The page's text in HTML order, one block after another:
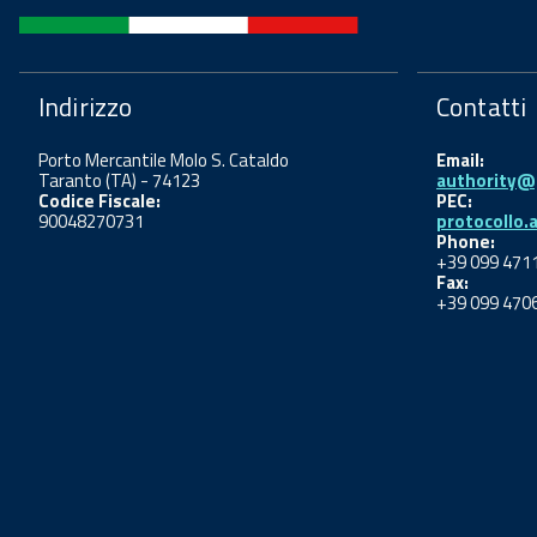
Indirizzo
Porto Mercantile Molo S. Cataldo
Taranto (TA) - 74123
Codice Fiscale:
90048270731
Contatti
Email:
PEC:
Phone:
+39 099
Fax:
+39 099